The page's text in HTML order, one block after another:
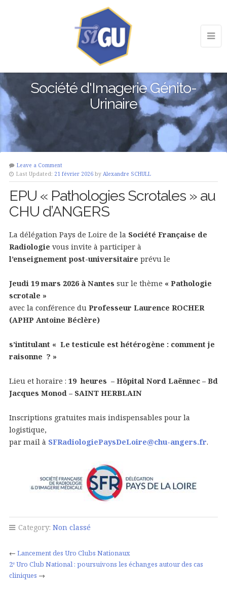
Société d'Imagerie Génito-
Urinaire
Leave a Comment
Last Updated: 21 février 2026 by Alexandre SCHULL
EPU « Pathologies Scrotales » au
CHU d’ANGERS
La délégation Pays de Loire de la Société Française de
Radiologie vous invite à participer à
l’enseignement post-universitaire prévu le
Jeudi 19 mars 2026 à Nantes sur le thème « Pathologie
scrotale »
avec la conférence du Professeur Laurence ROCHER
(APHP Antoine Béclère)
s’intitulant « Le testicule est hétérogène : comment je
raisonne ? »
Lieu et horaire : 19 heures – Hôpital Nord Laënnec – Bd
Jacques Monod – SAINT HERBLAIN
Inscriptions gratuites mais indispensables pour la
logistique,
par mail à SFRadiologiePaysDeLoire@chu-angers.fr.
Category: Non classé
← Lancement des Uro Clubs Nationaux
2ᵉ Uro Club National : poursuivons les échanges autour des cas
cliniques →